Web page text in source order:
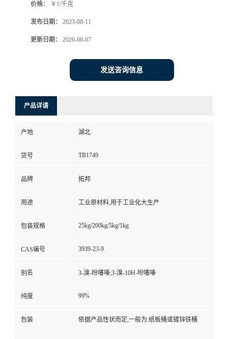
价格： ￥1/千克
发布日期： 2023-08-11
更新日期： 2026-08-07
发送咨询信息
产品详请
产地 湖北
货号 TB1749
品牌 拓邦
用途 工业原材料,用于工业化大生产
包装规格 25kg/200kg/5kg/1kg
CAS编号 3939-23-9
别名 3-溴-吩噻嗪;3-溴-10H-吩噻嗪
纯度 99%
包装 依据产品性状而定,一般为:纸板桶或镀锌铁桶